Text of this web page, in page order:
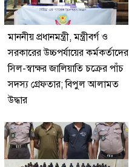
মাননীয় প্রধানমন্ত্রী, মন্ত্রীবর্গ ও
সরকারের উচ্চপর্যায়ের কর্মকর্তাদের
সিল-স্বাক্ষর জালিয়াতি চক্রের পাঁচ
সদস্য গ্রেফতার; বিপুল আলামত
উদ্ধার